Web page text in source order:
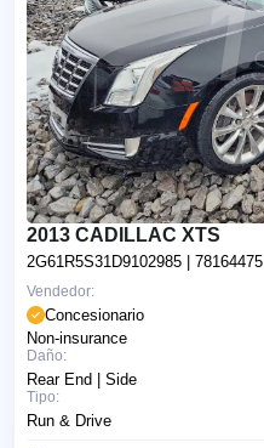
2013 CADILLAC XTS
2G61R5S31D9102985 | 78164475
Vendedor:
Concesionario
Non-insurance
Daño:
Rear End | Side
Tipo:
Run & Drive